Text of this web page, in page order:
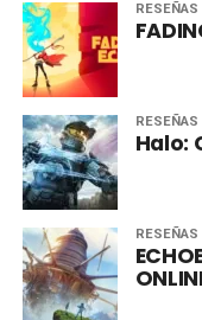
RESEÑAS
RESEÑAS
Halo:
RESEÑAS